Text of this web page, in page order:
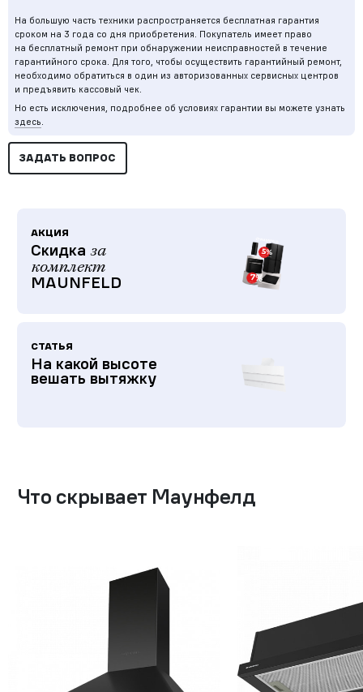
На большую часть техники распространяется бесплатная гарантия
сроком на 3 года со дня приобретения. Покупатель имеет право
на бесплатный ремонт при обнаружении неисправностей в течение
гарантийного срока. Для того, чтобы осуществить гарантийный ремонт,
необходимо обратиться в один из авторизованных сервисных центров
и предъявить кассовый чек.
Но есть исключения, подробнее об условиях гарантии вы можете узнать
здесь.
ЗАДАТЬ ВОПРОС
АКЦИЯ
Скидка за
комплект
MAUNFELD
СТАТЬЯ
На какой высоте
вешать вытяжку
Что скрывает Маунфелд